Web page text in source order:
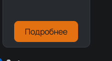
Подробнее